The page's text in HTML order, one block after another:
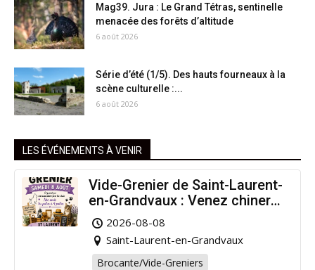
Mag39. Jura : Le Grand Tétras, sentinelle
menacée des forêts d’altitude
6 août 2026
Série d’été (1/5). Des hauts fourneaux à la
scène culturelle :...
6 août 2026
LES ÉVÉNEMENTS À VENIR
Vide-Grenier de Saint-Laurent-
en-Grandvaux : Venez chiner
pour la bonne cause !
2026-08-08
Saint-Laurent-en-Grandvaux
Brocante/Vide-Greniers